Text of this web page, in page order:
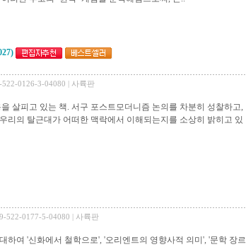
0126-3-04080 | 사륙판
살피고 있는 책. 서구 포스트모더니즘 논의를 차분히 성찰하고,
리의 탈근대가 어떠한 맥락에서 이해되는지를 소상히 밝히고 있
522-0177-5-04080 | 사륙판
하여 '신화에서 철학으로', '오리엔트의 영향사적 의미', '문학 장르